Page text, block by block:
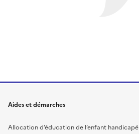
Aides et démarches
Allocation d’éducation de l’enfant handicapé